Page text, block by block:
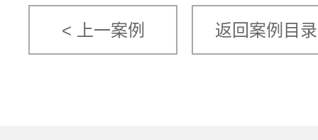
< 上一案例 返回案例目录